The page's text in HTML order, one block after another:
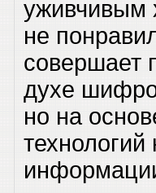
уживчивым
не
совершает
духе
но на
технологий